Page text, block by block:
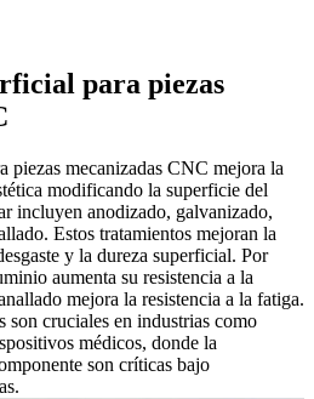
para piezas
piezas mecanizadas CNC mejora la
modificando la superficie del
incluyen anodizado, galvanizado,
Estos tratamientos mejoran la
y la dureza superficial. Por
aumenta su resistencia a la
mejora la resistencia a la fatiga.
son cruciales en industrias como
médicos, donde la
son críticas bajo